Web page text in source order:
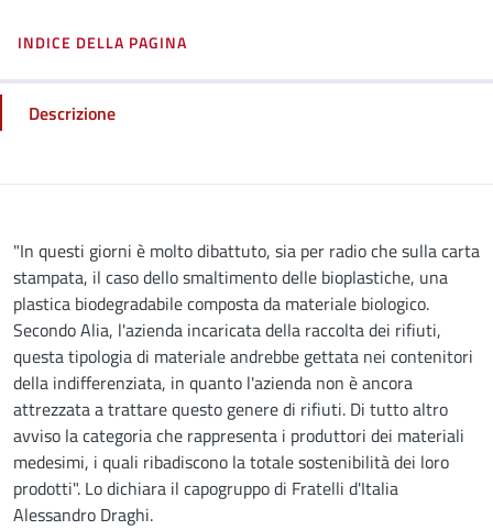
INDICE DELLA PAGINA
Descrizione
Descrizione
"In questi giorni è molto dibattuto, sia per radio che sulla carta
stampata, il caso dello smaltimento delle bioplastiche, una
plastica biodegradabile composta da materiale biologico.
Secondo Alia, l'azienda incaricata della raccolta dei rifiuti,
questa tipologia di materiale andrebbe gettata nei contenitori
della indifferenziata, in quanto l'azienda non è ancora
attrezzata a trattare questo genere di rifiuti. Di tutto altro
avviso la categoria che rappresenta i produttori dei materiali
medesimi, i quali ribadiscono la totale sostenibilità dei loro
prodotti". Lo dichiara il capogruppo di Fratelli d'Italia
Alessandro Draghi.